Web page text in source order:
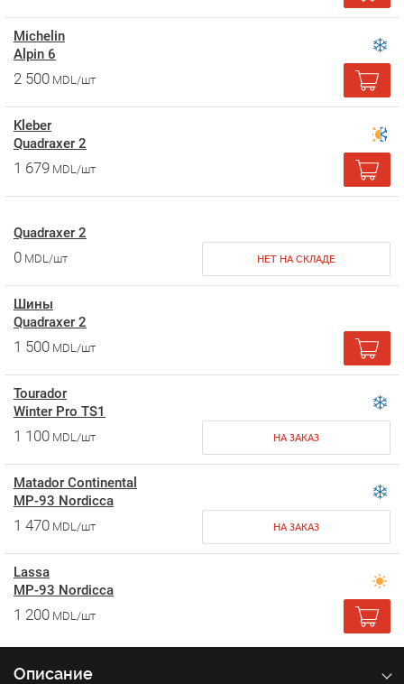
Michelin
Alpin 6
2 500 MDL/шт
Kleber
Quadraxer 2
1 679 MDL/шт
Quadraxer 2
0 MDL/шт НЕТ НА СКЛАДЕ
Шины
Quadraxer 2
1 500 MDL/шт
Tourador
Winter Pro TS1
1 100 MDL/шт НА ЗАКАЗ
Matador Continental
MP-93 Nordicca
1 470 MDL/шт НА ЗАКАЗ
Lassa
MP-93 Nordicca
1 200 MDL/шт
Описание